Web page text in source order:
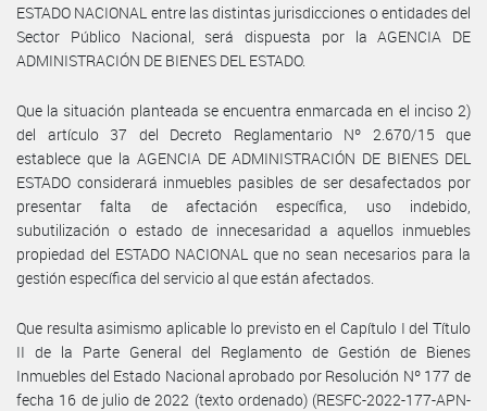
ESTADO NACIONAL entre las distintas jurisdicciones o entidades del
Sector Público Nacional, será dispuesta por la AGENCIA DE
ADMINISTRACIÓN DE BIENES DEL ESTADO.
Que la situación planteada se encuentra enmarcada en el inciso 2)
del artículo 37 del Decreto Reglamentario Nº 2.670/15 que
establece que la AGENCIA DE ADMINISTRACIÓN DE BIENES DEL
ESTADO considerará inmuebles pasibles de ser desafectados por
presentar falta de afectación específica, uso indebido,
subutilización o estado de innecesaridad a aquellos inmuebles
propiedad del ESTADO NACIONAL que no sean necesarios para la
gestión específica del servicio al que están afectados.
Que resulta asimismo aplicable lo previsto en el Capítulo I del Título
II de la Parte General del Reglamento de Gestión de Bienes
Inmuebles del Estado Nacional aprobado por Resolución Nº 177 de
fecha 16 de julio de 2022 (texto ordenado) (RESFC-2022-177-APN-